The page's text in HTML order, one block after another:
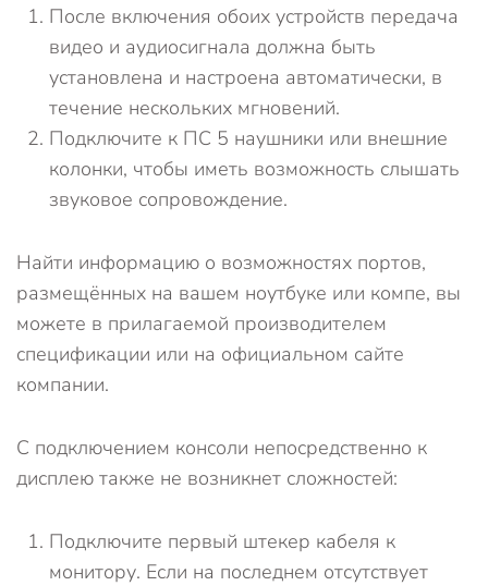
После включения обоих устройств передача
видео и аудиосигнала должна быть
установлена и настроена автоматически, в
течение нескольких мгновений.
Подключите к ПС 5 наушники или внешние
колонки, чтобы иметь возможность слышать
звуковое сопровождение.
Найти информацию о возможностях портов,
размещённых на вашем ноутбуке или компе, вы
можете в прилагаемой производителем
спецификации или на официальном сайте
компании.
С подключением консоли непосредственно к
дисплею также не возникнет сложностей:
Подключите первый штекер кабеля к
монитору. Если на последнем отсутствует